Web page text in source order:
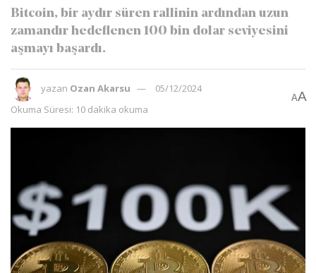
Bitcoin, bir aydır süren rallinin ardından uzun
zamandır hedeflenen 100 bin dolar seviyesini
aşmayı başardı.
yazan Ozan Akarsu
05/12/2024
Okuma Süresi: 10 dakika okuma
AA